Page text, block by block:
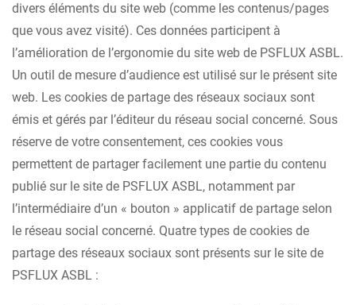
divers éléments du site web (comme les contenus/pages
que vous avez visité). Ces données participent à
l’amélioration de l’ergonomie du site web de PSFLUX ASBL.
Un outil de mesure d’audience est utilisé sur le présent site
web. Les cookies de partage des réseaux sociaux sont
émis et gérés par l’éditeur du réseau social concerné. Sous
réserve de votre consentement, ces cookies vous
permettent de partager facilement une partie du contenu
publié sur le site de PSFLUX ASBL, notamment par
l’intermédiaire d’un « bouton » applicatif de partage selon
le réseau social concerné. Quatre types de cookies de
partage des réseaux sociaux sont présents sur le site de
PSFLUX ASBL :